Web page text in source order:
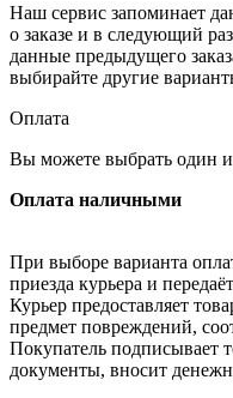
Наш сервис запоминает
о заказе и в следующий
данные предыдущего
выбирайте другие
Оплата
Вы можете выбрать один
Оплата наличными
При выборе варианта
приезда курьера и
Курьер предоставляет
предмет повреждений,
Покупатель подписывает
документы, вносит